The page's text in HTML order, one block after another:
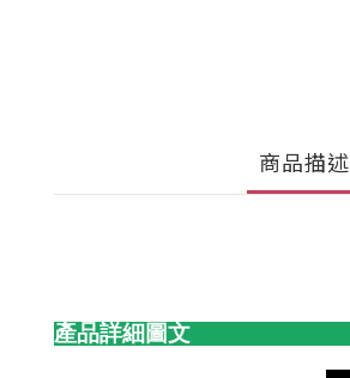
商品描述
產品詳細圖文